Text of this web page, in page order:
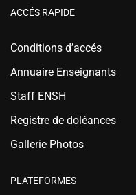
ACCÉS RAPIDE
Conditions d’accés
Annuaire Enseignants
Staff ENSH
Registre de doléances
Gallerie Photos
PLATEFORMES